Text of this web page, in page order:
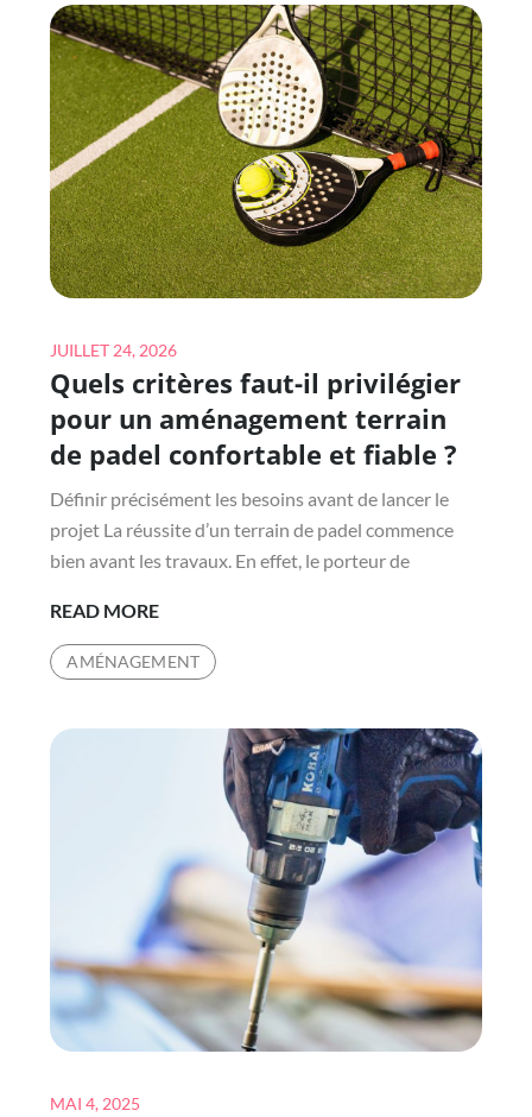
TERRAIN
DE
PADEL
RÉPONDANT
AUX
EXIGENCES
DES
JOUEURS
MODERNES
?
Posted
on
JUILLET 24, 2026
Quels critères faut-il privilégier
pour un aménagement terrain
de padel confortable et fiable ?
Définir précisément les besoins avant de lancer le
projet La réussite d’un terrain de padel commence
bien avant les travaux. En effet, le porteur de
READ MOREQUELS
CRITÈRES
FAUT-
PRIVILÉGIER
AMÉNAGEMENT
TERRAIN
DE
PADEL
CONFORTABLE
ET
FIABLE
?
AMÉNAGEMENT
Posted
MAI 4, 2025